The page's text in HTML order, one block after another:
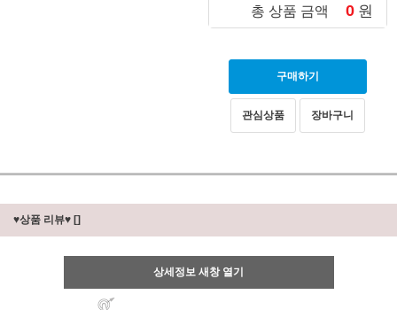
총 상품 금액 0 원
구매하기
관심상품 장바구니
♥상품 리뷰♥ []
상세정보 새창 열기